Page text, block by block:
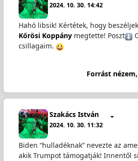
2024. 10. 30. 14:42
Hahó libsik! Kértétek, hogy
Kőrösi Koppánymegtette! Poszt
csillagaim.
Forrást
Szakács István
2024. 10. 30. 11:32
Biden “hulladéknak” nevezte az
akik Trumpot támogatják! Innentől